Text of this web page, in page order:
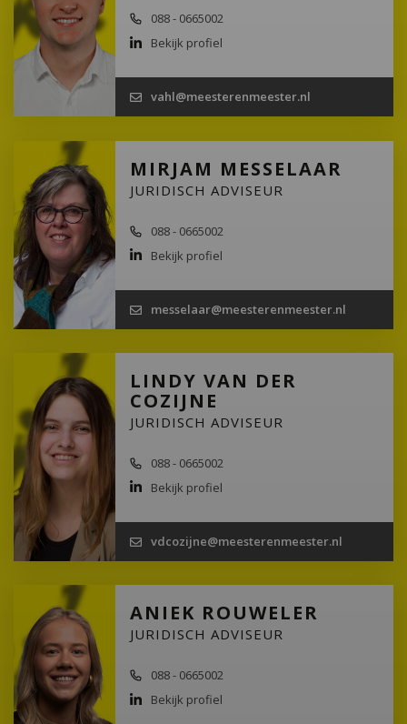
088 - 0665002
Bekijk profiel
vahl@meesterenmeester.nl
MIRJAM MESSELAAR
JURIDISCH ADVISEUR
088 - 0665002
Bekijk profiel
messelaar@meesterenmeester.nl
LINDY VAN DER
COZIJNE
JURIDISCH ADVISEUR
088 - 0665002
Bekijk profiel
vdcozijne@meesterenmeester.nl
ANIEK ROUWELER
JURIDISCH ADVISEUR
088 - 0665002
Bekijk profiel